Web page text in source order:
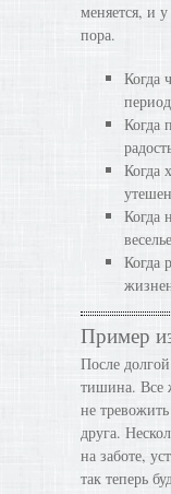
меняется, и
пора.
Когда
Когда
Когда
Когда
Когда
Пример
После
тишина. Все
не
друга.
на заботе,
так теперь